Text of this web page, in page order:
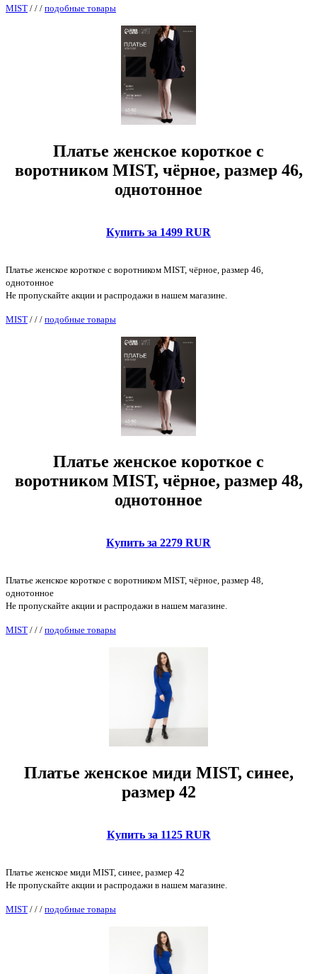
MIST / / / подобные товары
Платье женское короткое с
воротником MIST, чёрное, размер 46,
однотонное
Купить за 1499 RUR
Платье женское короткое с воротником MIST, чёрное, размер 46,
однотонное
Не пропускайте акции и распродажи в нашем магазине.
MIST / / / подобные товары
Платье женское короткое с
воротником MIST, чёрное, размер 48,
однотонное
Купить за 2279 RUR
Платье женское короткое с воротником MIST, чёрное, размер 48,
однотонное
Не пропускайте акции и распродажи в нашем магазине.
MIST / / / подобные товары
Платье женское миди MIST, синее,
размер 42
Купить за 1125 RUR
Платье женское миди MIST, синее, размер 42
Не пропускайте акции и распродажи в нашем магазине.
MIST / / / подобные товары